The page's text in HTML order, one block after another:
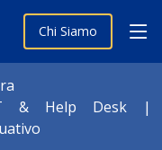
Chi Siamo
IT & Help Desk |